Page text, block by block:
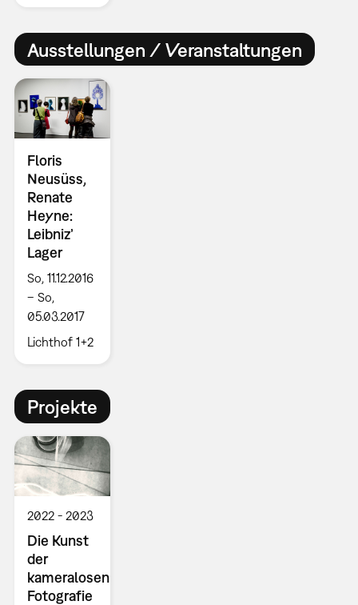
Ausstellungen / Veranstaltungen
Floris
Neusüss,
Renate
Heyne:
Leibniz’
Lager
So, 11.12.2016
– So,
05.03.2017
Lichthof 1+2
Projekte
2022 2023
Die Kunst
der
kameralosen
Fotografie